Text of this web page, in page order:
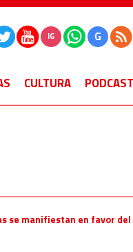
IG G
CULTURA PODCAST
se manifiestan en favor